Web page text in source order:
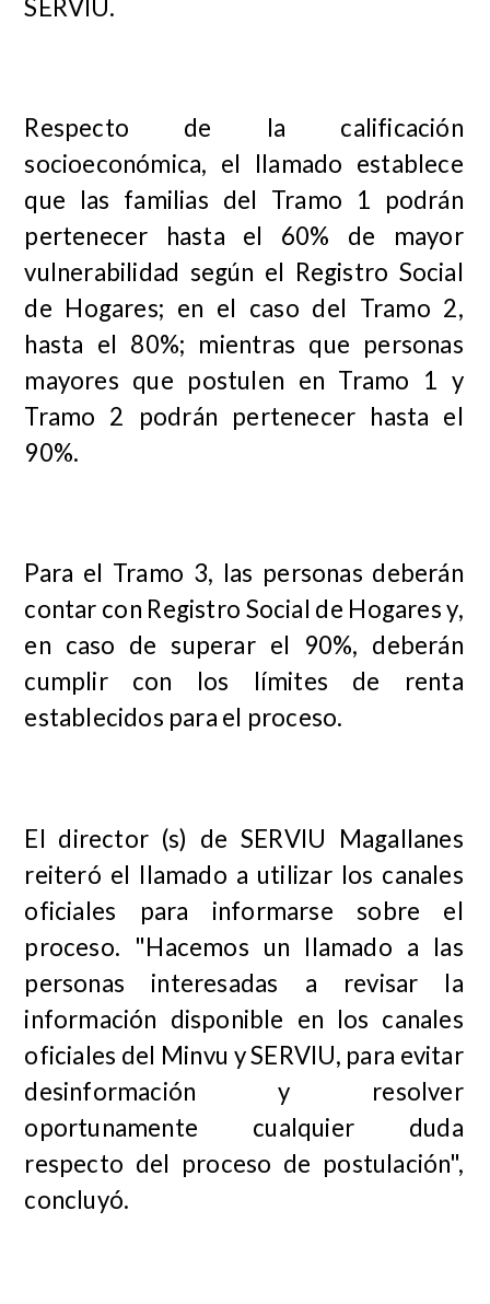
SERVIU.
Respecto de la calificación
socioeconómica, el llamado establece
que las familias del Tramo 1 podrán
pertenecer hasta el 60% de mayor
vulnerabilidad según el Registro Social
de Hogares; en el caso del Tramo 2,
hasta el 80%; mientras que personas
mayores que postulen en Tramo 1 y
Tramo 2 podrán pertenecer hasta el
90%.
Para el Tramo 3, las personas deberán
contar con Registro Social de Hogares y,
en caso de superar el 90%, deberán
cumplir con los límites de renta
establecidos para el proceso.
El director (s) de SERVIU Magallanes
reiteró el llamado a utilizar los canales
oficiales para informarse sobre el
proceso. "Hacemos un llamado a las
personas interesadas a revisar la
información disponible en los canales
oficiales del Minvu y SERVIU, para evitar
desinformación y resolver
oportunamente cualquier duda
respecto del proceso de postulación",
concluyó.